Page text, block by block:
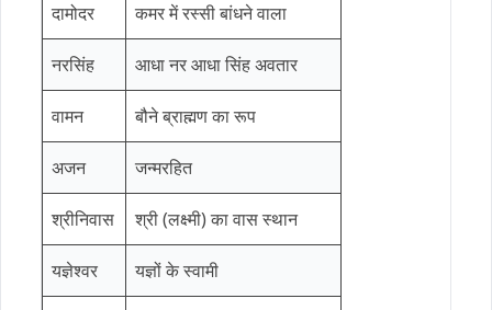
दामोदर कमर में रस्सी बांधने वाला
नरसिंह आधा नर आधा सिंह अवतार
वामन बौने ब्राह्मण का रूप
अजन जन्मरहित
श्रीनिवास श्री (लक्ष्मी) का वास स्थान
यज्ञेश्वर यज्ञों के स्वामी